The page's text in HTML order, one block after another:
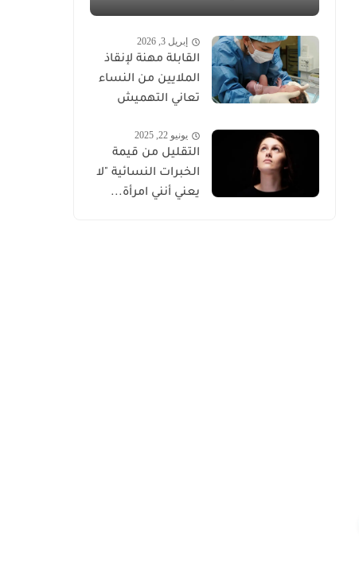
إبريل 3, 2026
القابلة مهنة لإنقاذ
الملايين من النساء
تعاني التهميش
يونيو 22, 2025
التقليل من قيمة
الخبرات النسائية "لا
يعني أنني امرأة...